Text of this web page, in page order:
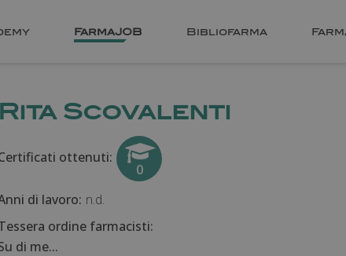
FarmaJOB Bibliofarma
Rita Scovalenti
ottenuti:
0
di lavoro: n.d.
ordine farmacisti:
di me...